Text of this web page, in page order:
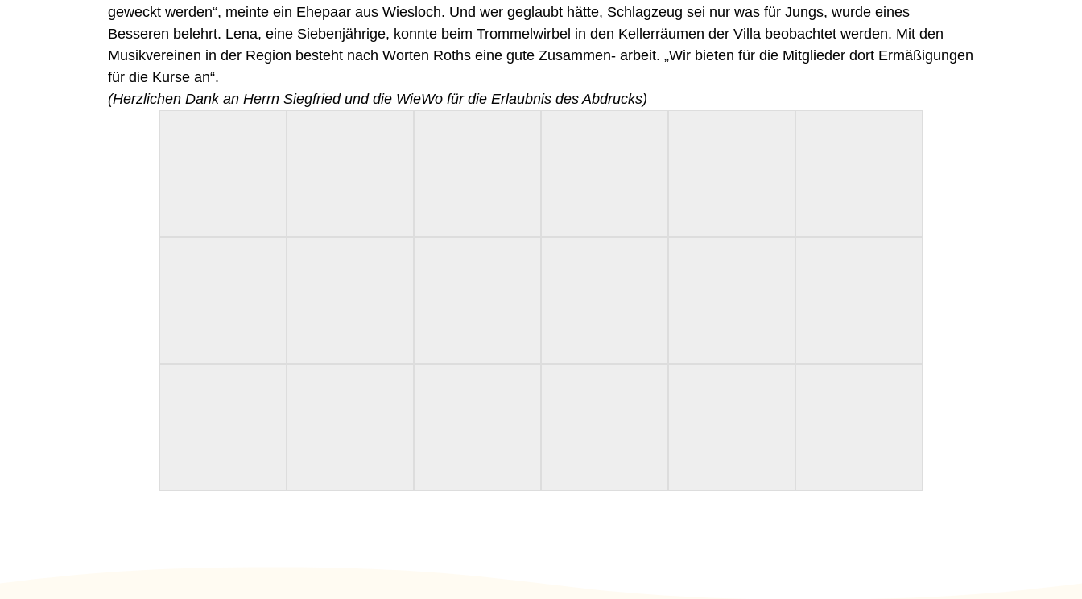
geweckt werden“, meinte ein Ehepaar aus Wiesloch. Und wer geglaubt hätte, Schlagzeug sei nur was für Jungs, wurde eines
Besseren belehrt. Lena, eine Siebenjährige, konnte beim Trommelwirbel in den Kellerräumen der Villa beobachtet werden. Mit den
Musikvereinen in der Region besteht nach Worten Roths eine gute Zusammen- arbeit. „Wir bieten für die Mitglieder dort Ermäßigungen
für die Kurse an“.
(Herzlichen Dank an Herrn Siegfried und die WieWo für die Erlaubnis des Abdrucks)